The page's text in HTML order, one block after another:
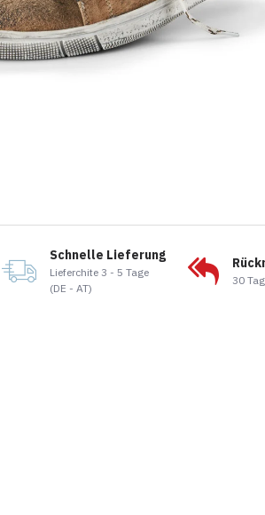
Schnelle Lieferung
Lieferchite 3 - 5 Tage
(DE - AT)
30